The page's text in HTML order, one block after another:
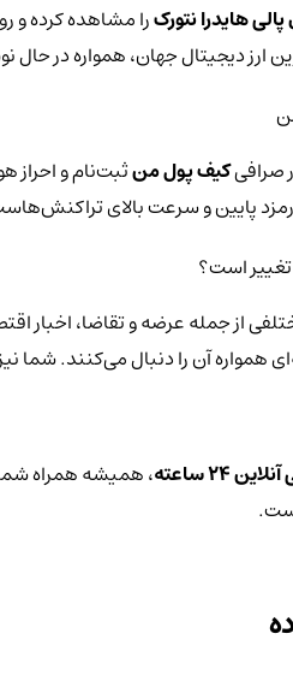
هایدرا نتورکرا مشاهده کرده و
ارز دیجیتال جهان، همواره
صرافیکیف پول منثبت‌نام و احراز
پایین و سرعت بالای
است؟
از جمله عرضه و تقاضا،
همواره آن را دنبال می‌کنند.
۲۴ ساعته ، همیشه همراه